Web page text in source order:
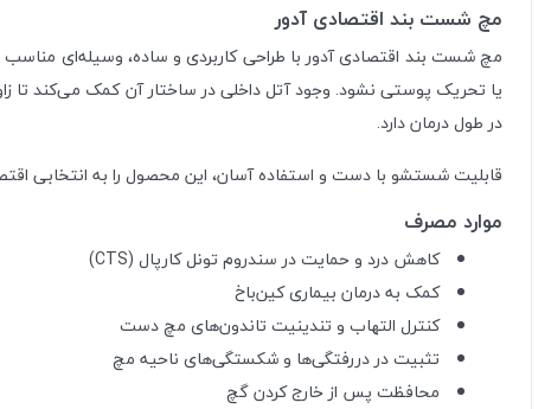
مچ شست بند اقتصادی آدور
مچ شست بند اقتصادی آدور با طراحی کاربردی و ساده، وسیله‌ای
یا تحریک پوستی نشود. وجود آتل داخلی در ساختار آن کمک می‌کند
در طول درمان دارد.
قابلیت شستشو با دست و استفاده آسان، این محصول را به انتخابی
موارد مصرف
کاهش درد و حمایت در سندروم تونل کارپال (CTS)
کمک به درمان بیماری کین‌باخ
کنترل التهاب و تندینیت تاندون‌های مچ دست
تثبیت در دررفتگی‌ها و شکستگی‌های ناحیه مچ
محافظت پس از خارج کردن گچ